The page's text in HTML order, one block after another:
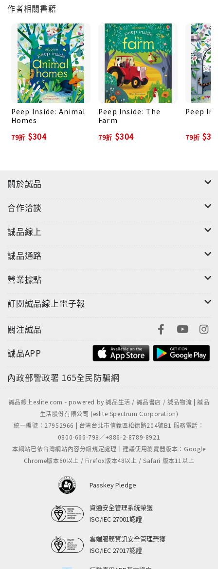
作者相關書籍
Peep Inside: Animal
Homes
79折 $304
Peep Inside: The
Farm
79折 $304
Peep
79折
關於誠品
合作洽談
誠品線上
誠品通路
營業據點
訂閱誠品線上電子報
關注誠品
誠品APP
內政部警政署 165全民防騙網
誠品線上eslite.com - powered by 誠品生活 / 誠品書店 / 誠品物流 | 誠品
生活股份有限公司 (eslite Spectrum Corporation)
統一編號：27952966 | 台灣台北市信義區松德路204號B1 服務電話：
0800-666-798／+886-2-8789-8921
本網站已依台灣網站內容分級規定處理｜建議使用瀏覽器版本：Google
Chrome版本60以上 / Firefox版本48以上 / Safari 版本11以上
Passkey Pledge
資通安全管理系統榮獲
ISO/IEC 27001認證
雲端服務資訊安全管理榮獲
ISO/IEC 27017認證